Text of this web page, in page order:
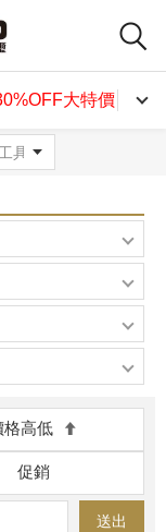
大特價🔥
格高低
促銷
送出